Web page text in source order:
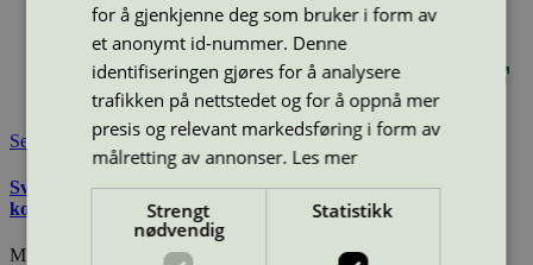
Miljømerke: Svanemerket
Merkevare:
Paragon Nordic
Lisensinnehaver: Paragon Nordic AB
Lisensinnehaver nettside: http://www.paragonnordic.com
Tilgjengelig i: Norge, Sverige, Finland, Danmark
Se også
Svanemerkets krav til hudpleie, solkrem, såpe og andre
kosmetiske produkter
Miljømerking Norge
for å gjenkjenne deg som bruker i form av
et anonymt id-nummer. Denne
identifiseringen gjøres for å analysere
trafikken på nettstedet og for å oppnå mer
presis og relevant markedsføring i form av
målretting av annonser. Les mer
Strengt
nødvendig
Statistikk